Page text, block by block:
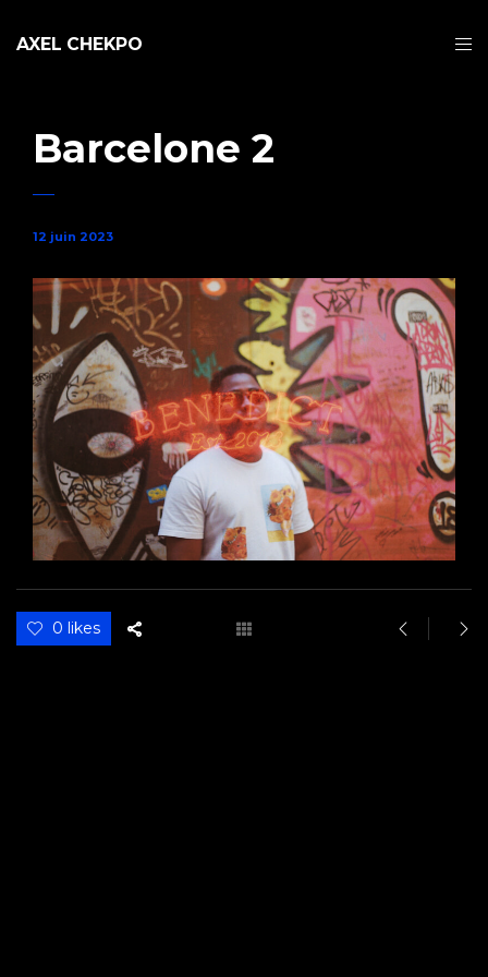
AXEL CHEKPO
Barcelone 2
12 juin 2023
0 likes